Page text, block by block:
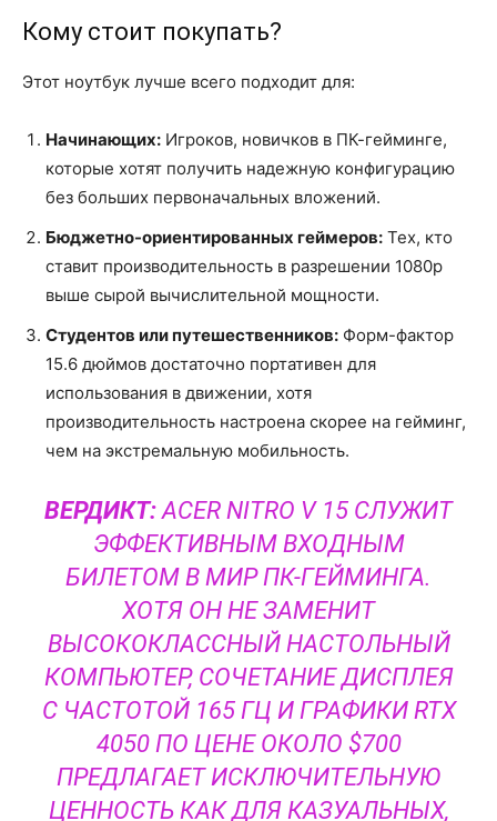
Кому стоит покупать?
Этот ноутбук лучше всего подходит для:
Начинающих: Игроков, новичков в ПК-гейминге,
которые хотят получить надежную конфигурацию
без больших первоначальных вложений.
Бюджетно-ориентированных геймеров: Тех, кто
ставит производительность в разрешении 1080p
выше сырой вычислительной мощности.
Студентов или путешественников: Форм-фактор
15.6 дюймов достаточно портативен для
использования в движении, хотя
производительность настроена скорее на гейминг,
чем на экстремальную мобильность.
ВЕРДИКТ:ACER NITRO V 15 СЛУЖИТ
ЭФФЕКТИВНЫМ ВХОДНЫМ
БИЛЕТОМ В МИР ПК-ГЕЙМИНГА.
ХОТЯ ОН НЕ ЗАМЕНИТ
ВЫСОКОКЛАССНЫЙ НАСТОЛЬНЫЙ
КОМПЬЮТЕР, СОЧЕТАНИЕ ДИСПЛЕЯ
С ЧАСТОТОЙ 165 ГЦ И ГРАФИКИ RTX
4050 ПО ЦЕНЕ ОКОЛО $700
ПРЕДЛАГАЕТ ИСКЛЮЧИТЕЛЬНУЮ
ЦЕННОСТЬ КАК ДЛЯ КАЗУАЛЬНЫХ,